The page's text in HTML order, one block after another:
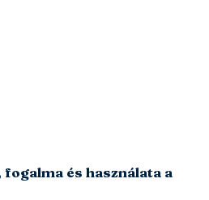
és használata a